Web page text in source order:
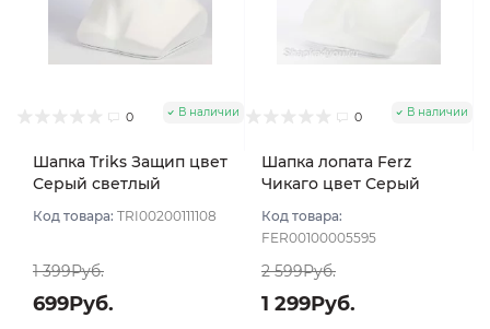
0 В наличии
Шапка Triks Защип цвет
Серый светлый
Код товара: TRI00200111108
1 399Руб.
699Руб.
0 В наличии
Шапка лопата Ferz
Чикаго цвет Серый
Код товара:
FER00100005595
2 599Руб.
1 299Руб.